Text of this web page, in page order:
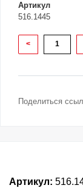
Артикул
516.1445
<
Поделиться
Артикул: